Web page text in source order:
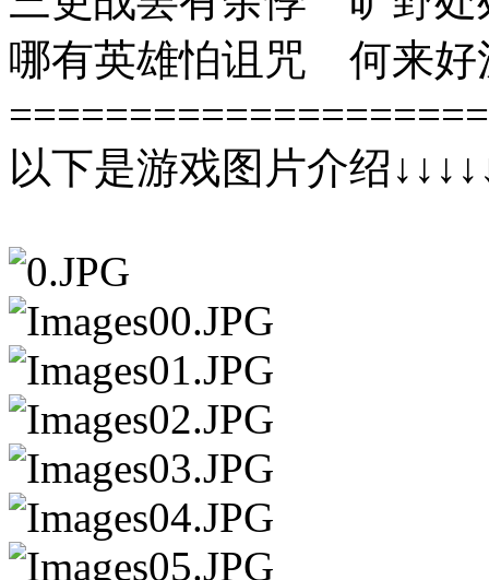
哪有英雄怕诅咒 何来
以下是游戏图片介绍